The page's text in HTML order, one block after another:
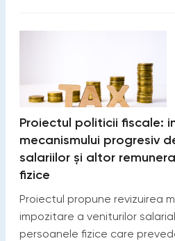
Proiectul politicii fiscale:
mecanismului progresiv
salariilor și altor
fizice
Proiectul propune revizuirea
impozitare a veniturilor
persoanele fizice care